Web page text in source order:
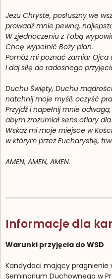
Jezu Chryste, posłuszny we
prowadź mnie pewną,
W zjednoczeniu z Tobą
Chcę wypełnić Boży plan.
Pomóż mi poznać zamiar
i daj siłę do radosnego
Duchu Święty, Duchu
natchnij moje myśli, oczyść
Przyjdź i napełnij mnie odwagą,
abym zrozumiał sens ofiary
Wskaż mi moje miejsce w
w którym przez Eucharystię,
AMEN, AMEN, AMEN.
Informacje dla
Warunki przyjęcia do WSD
Kandydaci mający pragnienie
Seminarium Duchownego w